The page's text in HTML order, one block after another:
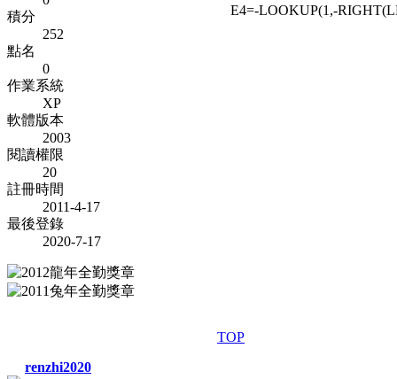
積分
252
點名
0
作業系統
XP
軟體版本
2003
閱讀權限
20
註冊時間
2011-4-17
最後登錄
2020-7-17
E4=-LOOKUP(1,-
TOP
renzhi2020